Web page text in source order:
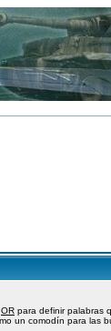
OR para definir palabras
un comodín para las